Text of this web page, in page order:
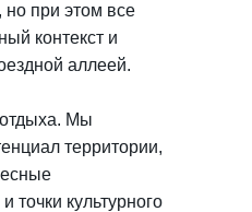
но при этом все
контекст и
аллеей.
Мы
территории,
точки культурного